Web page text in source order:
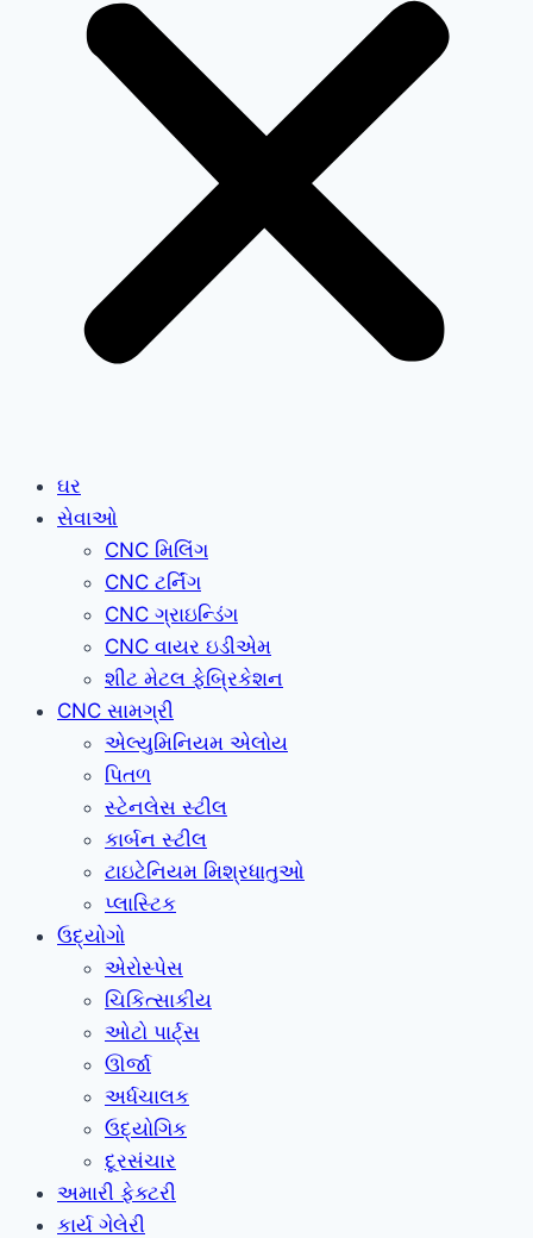
ઘર
સેવાઓ
CNC મિલિંગ
CNC ટર્નિંગ
CNC ગ્રાઇન્ડિંગ
CNC વાયર ઇડીએમ
શીટ મેટલ ફેબ્રિકેશન
CNC સામગ્રી
એલ્યુમિનિયમ એલોય
પિતળ
સ્ટેનલેસ સ્ટીલ
કાર્બન સ્ટીલ
ટાઇટેનિયમ મિશ્રધાતુઓ
પ્લાસ્ટિક
ઉદ્યોગો
એરોસ્પેસ
ચિકિત્સાકીય
ઓટો પાર્ટ્સ
ઊર્જા
અર્ધચાલક
ઉદ્યોગિક
દૂરસંચાર
અમારી ફેક્ટરી
કાર્ય ગેલેરી